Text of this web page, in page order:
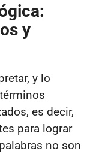
y
y lo
es decir,
para lograr
no son